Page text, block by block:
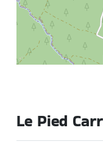
Le Pied